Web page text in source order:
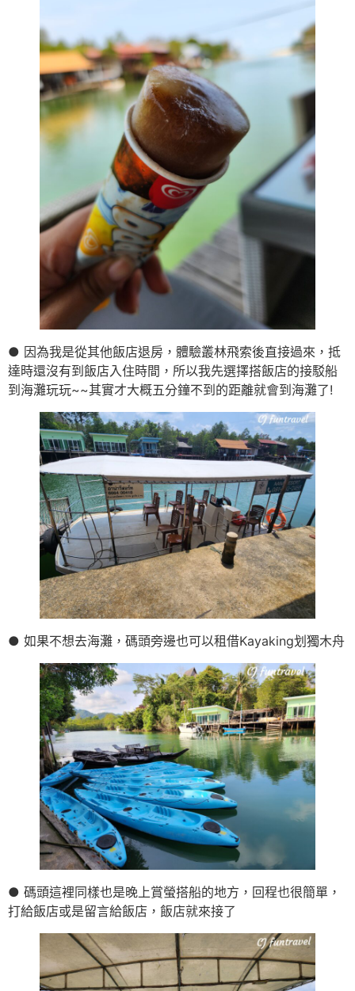
● 因為我是從其他飯店退房，體驗叢林飛索後直接過來，抵
達時還沒有到飯店入住時間，所以我先選擇搭飯店的接駁船
到海灘玩玩~~其實才大概五分鐘不到的距離就會到海灘了!
● 如果不想去海灘，碼頭旁邊也可以租借Kayaking划獨木舟
● 碼頭這裡同樣也是晚上賞螢搭船的地方，回程也很簡單，
打給飯店或是留言給飯店，飯店就來接了